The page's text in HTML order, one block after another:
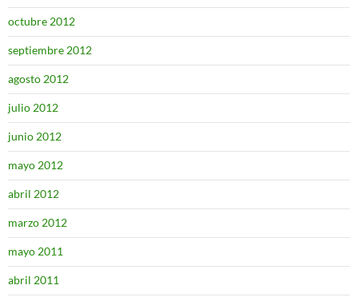
octubre 2012
septiembre 2012
agosto 2012
julio 2012
junio 2012
mayo 2012
abril 2012
marzo 2012
mayo 2011
abril 2011